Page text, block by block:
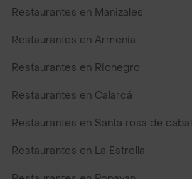
Restaurantes en Manizales
Restaurantes en Armenia
Restaurantes en Rionegro
Restaurantes en Calarcá
Restaurantes en Santa rosa de cabal
Restaurantes en La Estrella